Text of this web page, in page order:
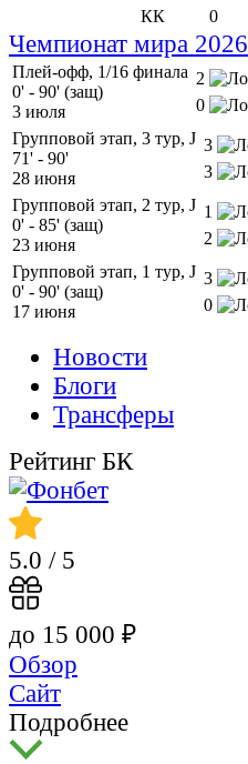
КК
0
Чемпионат мира 2026
Плей-офф, 1/16 финала
0' - 90' (защ)
3 июля
2
0
Групповой этап, 3 тур, J
71' - 90'
28 июня
3
3
Групповой этап, 2 тур, J
0' - 85' (защ)
23 июня
1
2
Групповой этап, 1 тур, J
0' - 90' (защ)
17 июня
3
0
Новости
Блоги
Трансферы
Рейтинг БК
5.0 / 5
до 15 000 ₽
Обзор
Сайт
Подробнее